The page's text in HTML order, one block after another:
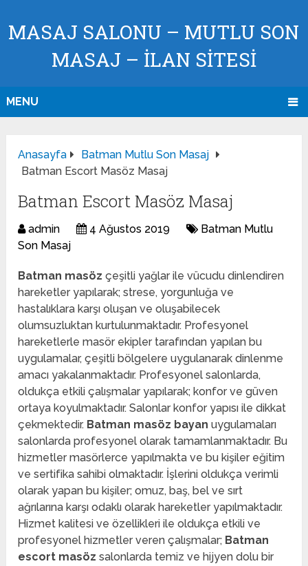
MASAJ SALONU – MUTLU SON
MASAJ – İLAN SİTESİ
MENU
Anasayfa
Batman Mutlu Son Masaj
Batman Escort Masöz Masaj
Batman Escort Masöz Masaj
admin 4 Ağustos 2019
Batman Mutlu
Son Masaj
Batman masöz çeşitli yağlar ile vücudu dinlendiren
hareketler yapılarak; strese, yorgunluğa ve
hastalıklara karşı oluşan ve oluşabilecek
olumsuzluktan kurtulunmaktadır. Profesyonel
hareketlerle masör ekipler tarafından yapılan bu
uygulamalar, çeşitli bölgelere uygulanarak dinlenme
amacı yakalanmaktadır. Profesyonel salonlarda,
oldukça etkili çalışmalar yapılarak; konfor ve güven
ortaya koyulmaktadır. Salonlar konfor yapısı ile dikkat
çekmektedir. Batman masöz bayan uygulamaları
salonlarda profesyonel olarak tamamlanmaktadır. Bu
hizmetler masörlerce yapılmakta ve bu kişiler eğitim
ve sertifika sahibi olmaktadır. İşlerini oldukça verimli
olarak yapan bu kişiler; omuz, baş, bel ve sırt
ağrılarına karşı odaklı olarak hareketler yapılmaktadır.
Hizmet kalitesi ve özellikleri ile oldukça etkili ve
profesyonel hizmetler veren çalışmalar; Batman
escort masözsalonlarda temiz ve hijyen dolu bir